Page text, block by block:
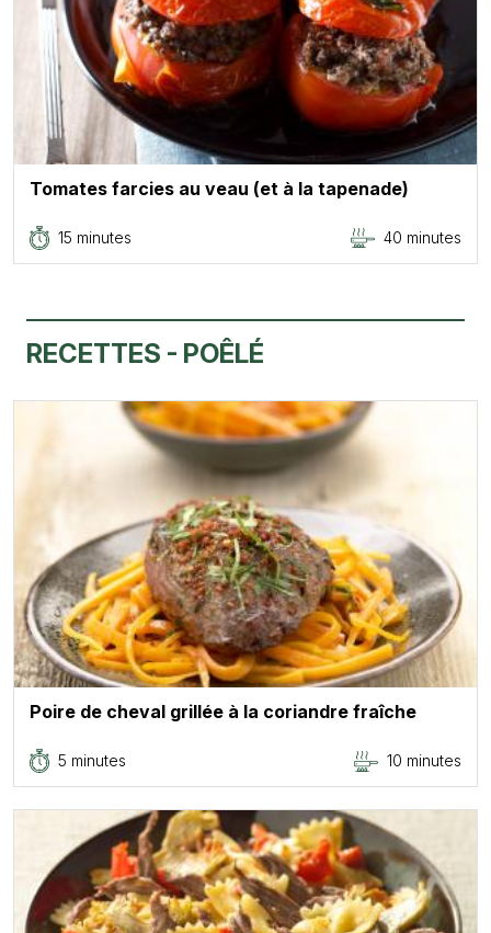
Tomates farcies au veau (et à la tapenade)
15 minutes 40 minutes
RECETTES - POÊLÉ
Poire de cheval grillée à la coriandre fraîche
5 minutes 10 minutes